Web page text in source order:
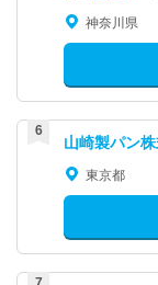
神奈川県
山崎製パン
東京都